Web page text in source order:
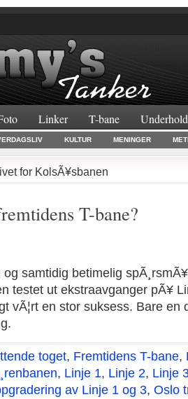
Linker T-bane
KULTUR MENINGER
for KolsÃ¥sbanen
T-bane?
samtidig betimelig
testet ut ekstraavganger pÃ¥
vÃ¦rt en stor suksess. Bare en
toget, Fremtidens T-bane,
, Linje 1, Linje 2, Linje
av Linje 1 og 3, Oslo